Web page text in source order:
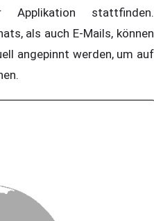
stattfinden.
als auch E-Mails, können
angepinnt werden, um auf